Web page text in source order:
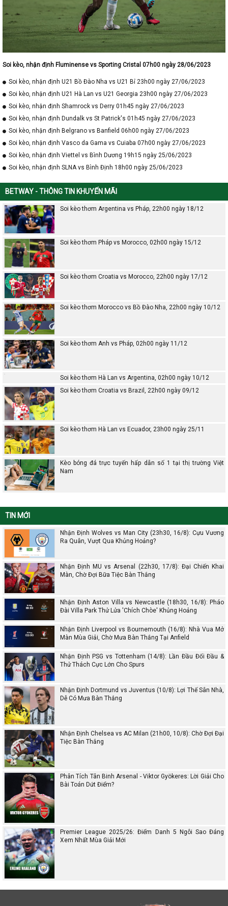
Soi kèo, nhận định Fluminense vs Sporting Cristal 07h00 ngày 28/06/2023
Soi kèo, nhận định U21 Bồ Đào Nha vs U21 Bỉ 23h00 ngày 27/06/2023
Soi kèo, nhận định U21 Hà Lan vs U21 Georgia 23h00 ngày 27/06/2023
Soi kèo, nhận định Shamrock vs Derry 01h45 ngày 27/06/2023
Soi kèo, nhận định Dundalk vs St Patrick's 01h45 ngày 27/06/2023
Soi kèo, nhận định Belgrano vs Banfield 06h00 ngày 27/06/2023
Soi kèo, nhận định Vasco da Gama vs Cuiaba 07h00 ngày 27/06/2023
Soi kèo, nhận định Viettel vs Bình Dương 19h15 ngày 25/06/2023
Soi kèo, nhận định SLNA vs Bình Định 18h00 ngày 25/06/2023
BETWAY - THÔNG TIN KHUYẾN MÃI
Soi kèo thơm Argentina vs Pháp, 22h00 ngày 18/12
Soi kèo thơm Pháp vs Morocco, 02h00 ngày 15/12
Soi kèo thơm Croatia vs Morocco, 22h00 ngày 17/12
Soi kèo thơm Morocco vs Bồ Đào Nha, 22h00 ngày 10/12
Soi kèo thơm Anh vs Pháp, 02h00 ngày 11/12
Soi kèo thơm Hà Lan vs Argentina, 02h00 ngày 10/12
Soi kèo thơm Croatia vs Brazil, 22h00 ngày 09/12
Soi kèo thơm Hà Lan vs Ecuador, 23h00 ngày 25/11
Kèo bóng đá trực tuyến hấp dẫn số 1 tại thị trường Việt
Nam
TIN MỚI
Nhận Định Wolves vs Man City (23h30, 16/8): Cựu Vương
Ra Quân, Vượt Qua Khủng Hoảng?
Nhận Định MU vs Arsenal (22h30, 17/8): Đại Chiến Khai
Màn, Chờ Đợi Bữa Tiệc Bàn Thắng
Nhận Định Aston Villa vs Newcastle (18h30, 16/8): Pháo
Đài Villa Park Thử Lửa 'Chích Chòe' Khủng Hoảng
Nhận Định Liverpool vs Bournemouth (16/8): Nhà Vua Mở
Màn Mùa Giải, Chờ Mưa Bàn Thắng Tại Anfield
Nhận Định PSG vs Tottenham (14/8): Lần Đầu Đối Đầu &
Thử Thách Cực Lớn Cho Spurs
Nhận Định Dortmund vs Juventus (10/8): Lợi Thế Sân Nhà,
Dễ Có Mưa Bàn Thắng
Nhận Định Chelsea vs AC Milan (21h00, 10/8): Chờ Đợi Đại
Tiệc Bàn Thắng
Phân Tích Tân Binh Arsenal - Viktor Gyökeres: Lời Giải Cho
Bài Toán Dứt Điểm?
Premier League 2025/26: Điểm Danh 5 Ngôi Sao Đáng
Xem Nhất Mùa Giải Mới